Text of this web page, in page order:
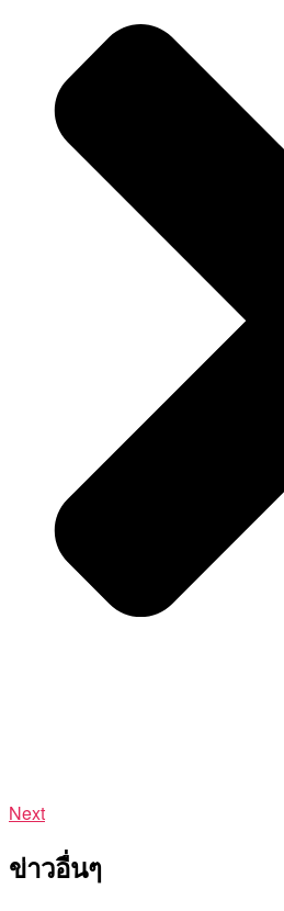
Next
ข่าวอื่นๆ